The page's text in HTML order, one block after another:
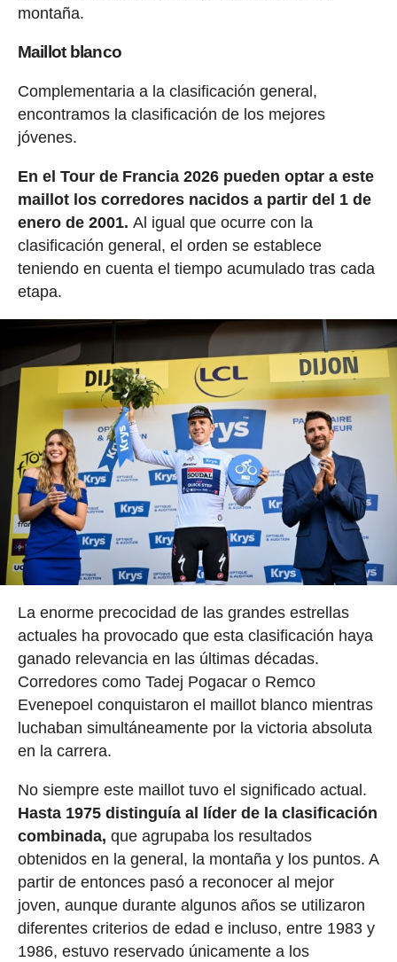
montaña.
Maillot blanco
Complementaria a la clasificación general,
encontramos la clasificación de los mejores
jóvenes.
En el Tour de Francia 2026 pueden optar a este
maillot los corredores nacidos a partir del 1 de
enero de 2001. Al igual que ocurre con la
clasificación general, el orden se establece
teniendo en cuenta el tiempo acumulado tras cada
etapa.
La enorme precocidad de las grandes estrellas
actuales ha provocado que esta clasificación haya
ganado relevancia en las últimas décadas.
Corredores como Tadej Pogacar o Remco
Evenepoel conquistaron el maillot blanco mientras
luchaban simultáneamente por la victoria absoluta
en la carrera.
No siempre este maillot tuvo el significado actual.
Hasta 1975 distinguía al líder de la clasificación
combinada, que agrupaba los resultados
obtenidos en la general, la montaña y los puntos. A
partir de entonces pasó a reconocer al mejor
joven, aunque durante algunos años se utilizaron
diferentes criterios de edad e incluso, entre 1983 y
1986, estuvo reservado únicamente a los